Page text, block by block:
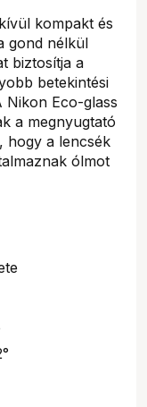
kompakt és
gond nélkül
biztosítja a
betekintési
Nikon Eco-glass
a megnyugtató
hogy a lencsék
ólmot